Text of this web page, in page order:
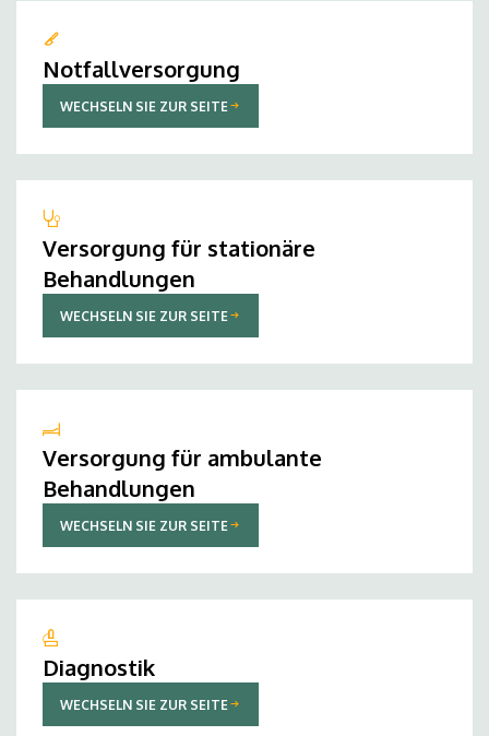
Notfallversorgung
WECHSELN SIE ZUR SEITE
Versorgung für stationäre
Behandlungen
WECHSELN SIE ZUR SEITE
Versorgung für ambulante
Behandlungen
WECHSELN SIE ZUR SEITE
Diagnostik
WECHSELN SIE ZUR SEITE